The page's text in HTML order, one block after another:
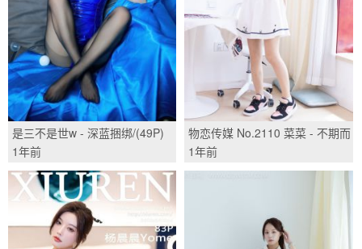
是三不是世w - 深蓝捆绑/(49P)
1年前
物恋传媒 No.2110 菜菜 - 不期而
遇/(160P)
1年前